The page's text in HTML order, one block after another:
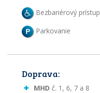
Bezbariérový prístup
P Parkovanie
Doprava:
MHD č. 1, 6, 7 a 8